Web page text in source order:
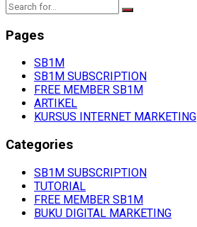
Pages
SB1M
SB1M SUBSCRIPTION
FREE MEMBER SB1M
ARTIKEL
KURSUS INTERNET MARKETING
Categories
SB1M SUBSCRIPTION
TUTORIAL
FREE MEMBER SB1M
BUKU DIGITAL MARKETING